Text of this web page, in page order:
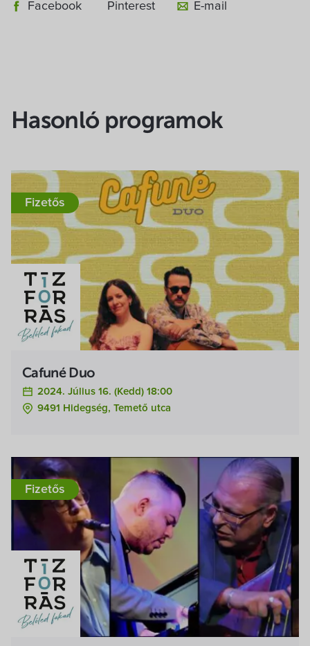
Facebook Pinterest E-mail
Hasonló programok
Fizetős
Cafuné Duo
2024. Július 16. (kedd) 18:00
9491 Hidegség, Temető utca
Fizetős